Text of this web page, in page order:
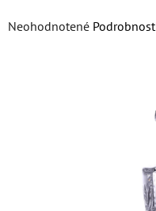
Priemerné
Neohodnotené